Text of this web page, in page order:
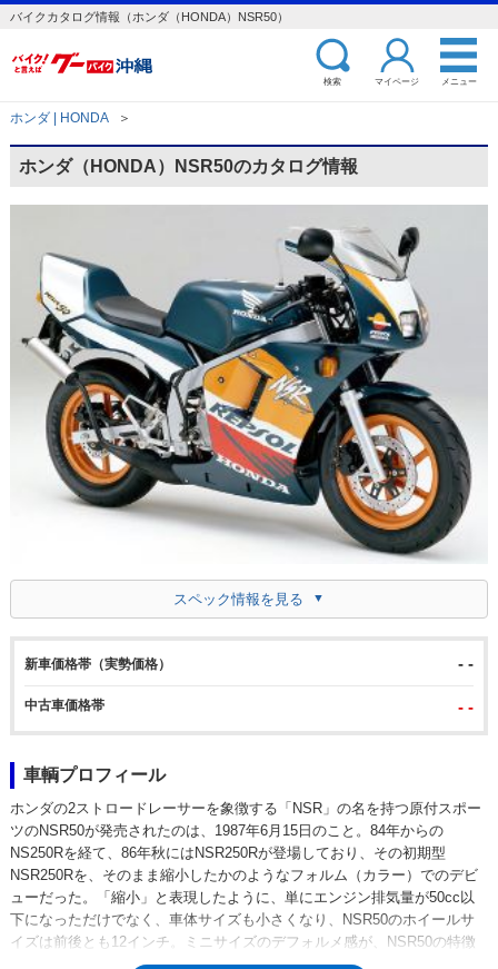
バイクカタログ情報（ホンダ（HONDA）NSR50）
検索 マイページ メニュー
ホンダ | HONDA ＞
ホンダ（HONDA）NSR50のカタログ情報
スペック情報を見る
新車価格帯（実勢価格） - -
中古車価格帯 - -
車輌プロフィール
ホンダの2ストロードレーサーを象徴する「NSR」の名を持つ原付スポー
ツのNSR50が発売されたのは、1987年6月15日のこと。84年からの
NS250Rを経て、86年秋にはNSR250Rが登場しており、その初期型
NSR250Rを、そのまま縮小したかのようなフォルム（カラー）でのデビ
ューだった。「縮小」と表現したように、単にエンジン排気量が50cc以
下になっただけでなく、車体サイズも小さくなり、NSR50のホイールサ
イズは前後とも12インチ。ミニサイズのデフォルメ感が、NSR50の特徴
だった。ただし、見た目のかわいさとは裏腹に、走りの性能はレーサーレ